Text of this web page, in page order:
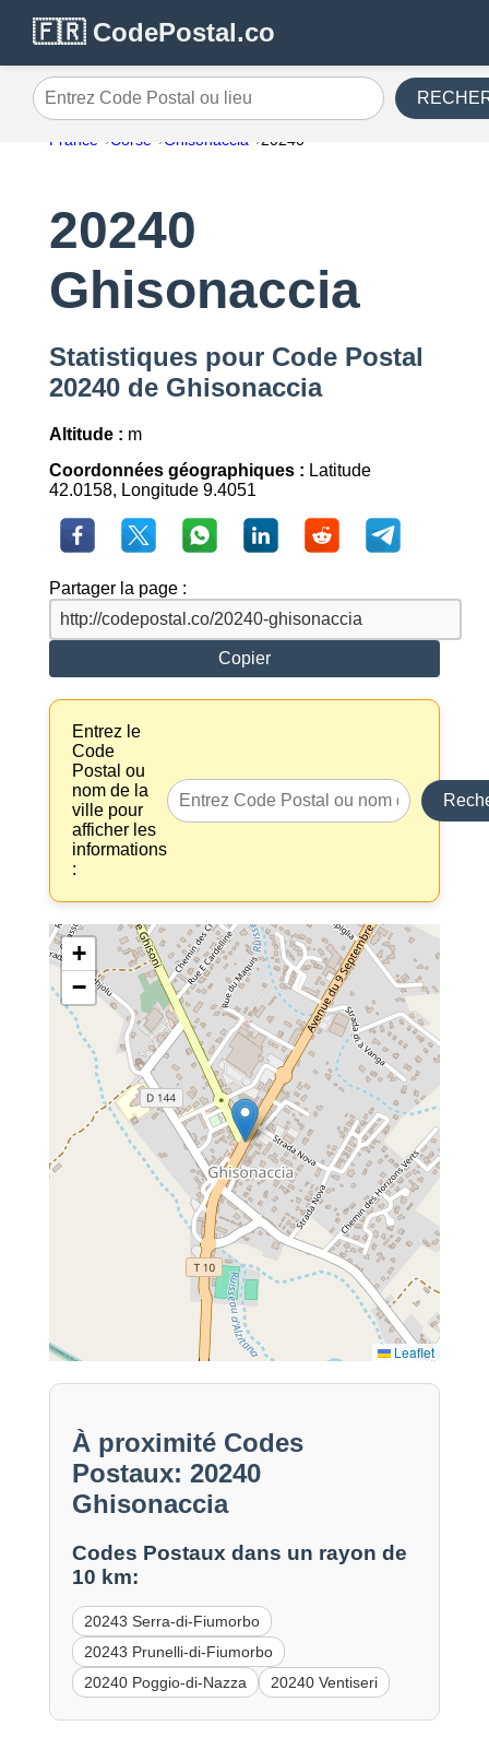
🇫🇷 CodePostal.co
Entrez Code Postal ou lieu
France Corse Ghisonaccia 20240
20240
Ghisonaccia
Statistiques pour Code Postal
20240 de Ghisonaccia
Altitude : m
Coordonnées géographiques : Latitude
42.0158, Longitude 9.4051
Partager la page :
Copier
Entrez le
Code
Postal ou
nom de la
ville pour
afficher les
informations
:
+
−
Leaflet
À proximité Codes
Postaux: 20240
Ghisonaccia
Codes Postaux dans un rayon de
10 km:
20243 Serra-di-Fiumorbo
20243 Prunelli-di-Fiumorbo
20240 Poggio-di-Nazza
20240 Ventiseri